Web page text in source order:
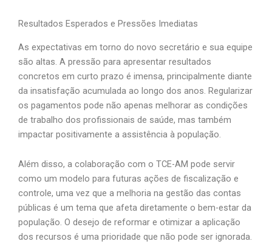
Resultados Esperados e Pressões Imediatas
As expectativas em torno do novo secretário e sua equipe
são altas. A pressão para apresentar resultados
concretos em curto prazo é imensa, principalmente diante
da insatisfação acumulada ao longo dos anos. Regularizar
os pagamentos pode não apenas melhorar as condições
de trabalho dos profissionais de saúde, mas também
impactar positivamente a assistência à população.
Além disso, a colaboração com o TCE-AM pode servir
como um modelo para futuras ações de fiscalização e
controle, uma vez que a melhoria na gestão das contas
públicas é um tema que afeta diretamente o bem-estar da
população. O desejo de reformar e otimizar a aplicação
dos recursos é uma prioridade que não pode ser ignorada.